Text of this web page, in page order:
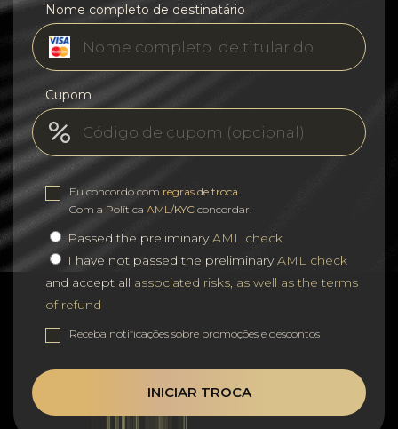
Nome completo de destinatário
Cupom
Eu concordo com regras de troca
Com a Política AML/KYC concordar.
Passed the preliminaryAML check
I have not passed the preliminaryAML check
and accept all associated risks, as well as the terms
of refund
Receba notificações sobre promoções e descontos
INICIAR TROCA